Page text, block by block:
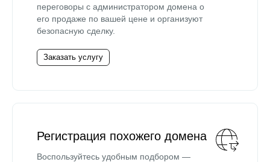
переговоры с администратором домена о
его продаже по вашей цене и организуют
безопасную сделку.
Заказать услугу
Регистрация похожего домена
Воспользуйтесь удобным подбором —